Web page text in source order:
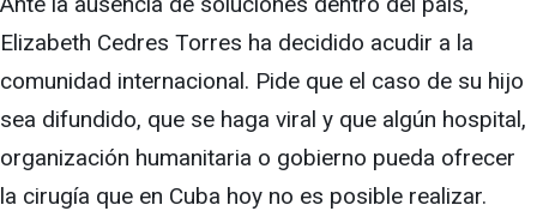
Elizabeth Cedres Torres ha decidido acudir a la
comunidad internacional. Pide que el caso de su hijo
sea difundido, que se haga viral y que algún hospital,
organización humanitaria o gobierno pueda ofrecer
la cirugía que en Cuba hoy no es posible realizar.